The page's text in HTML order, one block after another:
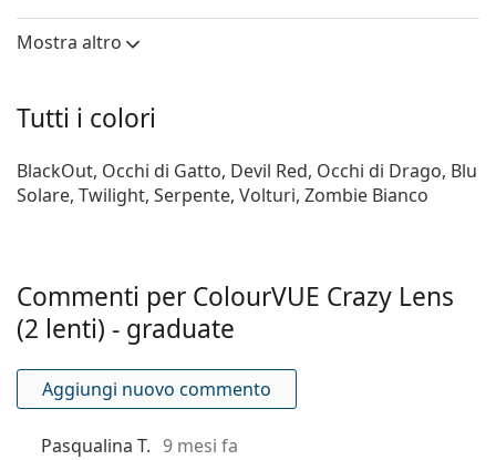
Spessore
centrale:
0.06 mm
Materiale:
Hydrogel Terpolymer
Contenuto di
45 %
all'ossigeno:
Filtro UV:
No
Silicone-idrogel: No
Utilizzo
Scadenza:
Almeno 11 mesi
Mostra altro
Tutti i colori
BlackOut, Occhi di Gatto, Devil Red, Occhi di Drago, Blu
Solare, Twilight, Serpente, Volturi, Zombie Bianco
Commenti per ColourVUE Crazy Lens
(2 lenti) - graduate
Aggiungi nuovo commento
Pasqualina T. 9 mesi fa